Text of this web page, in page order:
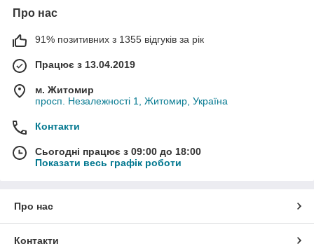
Про нас
91% позитивних з 1355 відгуків за рік
Працює з 13.04.2019
м. Житомир
просп. Незалежності 1, Житомир, Україна
Контакти
Сьогодні працює з 09:00 до 18:00
Показати весь графік роботи
Про нас
Контакти